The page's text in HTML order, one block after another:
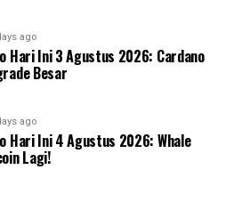
ago
Hari Ini 3 Agustus 2026: Cardano
Besar
ago
Hari Ini 4 Agustus 2026: Whale
Lagi!